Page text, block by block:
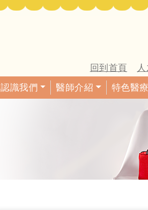
回到首頁
認識我們 醫師介紹 特色醫療